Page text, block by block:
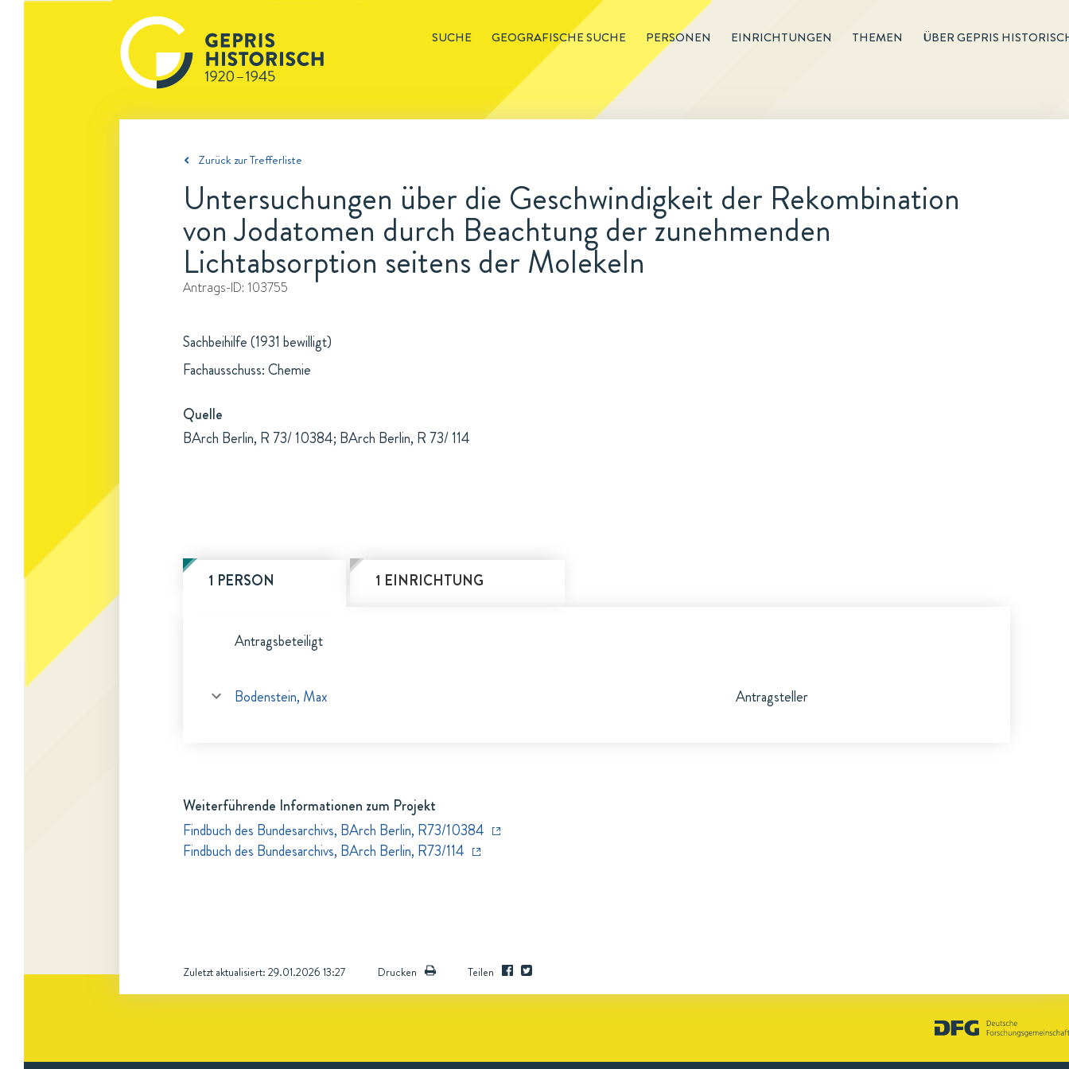
SUCHE GEOGRAFISCHE SUCHE PERSONEN EINRICHTUNGEN THEMEN ÜBER GEPRIS
Zurück zur Trefferliste
Untersuchungen über die Geschwindigkeit der Rekombination
von Jodatomen durch Beachtung der zunehmenden
Lichtabsorption seitens der Molekeln
Antrags-ID: 103755
Sachbeihilfe (1931 bewilligt)
Fachausschuss: Chemie
Quelle
BArch Berlin, R 73/ 10384; BArch Berlin, R 73/ 114
1 PERSON 1 EINRICHTUNG
Antragsbeteiligt
Bodenstein, Max Antragsteller
Weiterführende Informationen zum Projekt
Findbuch des Bundesarchivs, BArch Berlin, R73/10384
Findbuch des Bundesarchivs, BArch Berlin, R73/114
Zuletzt aktualisiert: 29.01.2026 13:27 Drucken Teilen